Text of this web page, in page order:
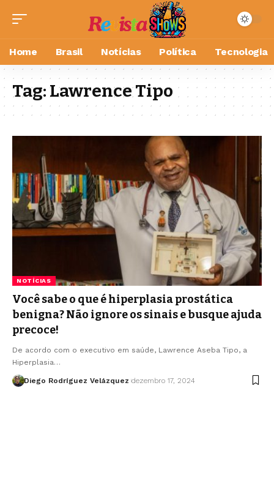
Home Brasil Notícias Política Tecnologia
Tag:Lawrence Tipo
NOTÍCIAS
Você sabe o que é hiperplasia prostática
benigna? Não ignore os sinais e busque ajuda
precoce!
De acordo com o executivo em saúde, Lawrence Aseba Tipo, a
Hiperplasia…
Diego Rodríguez Velázquez dezembro 17, 2024